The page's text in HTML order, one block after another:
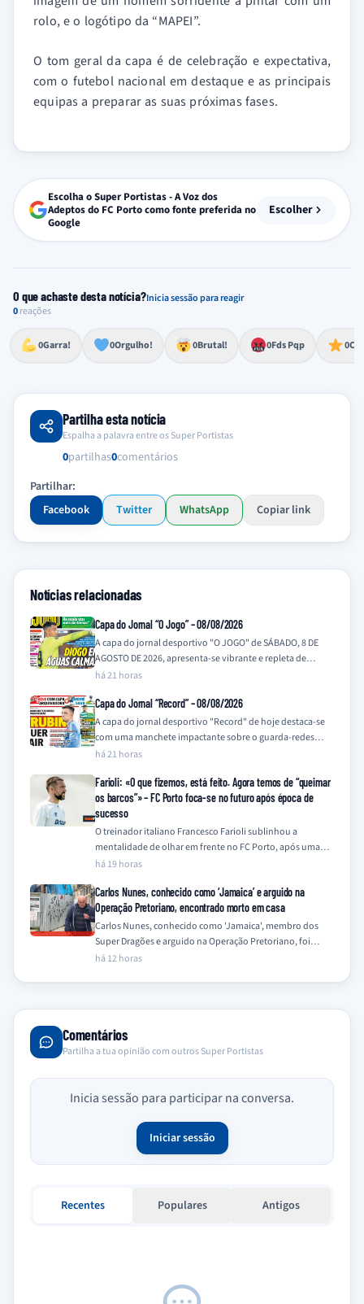
rolo, e o logótipo da “MAPEI”.
O tom geral da capa é de celebração e expectativa,
com o futebol nacional em destaque e as principais
equipas a preparar as suas próximas fases.
Escolha o Super Portistas - A Voz dos
Adeptos do FC Porto como fonte preferida no
Google
Escolher
O que achaste desta notícia?Inicia sessão para reagir
0reações
0Garra!
Esforço, determinação, aprovação forte
0Orgulho!
Lealdade, amor clubístico, sentimento profundo
0Brutal!
Impressionante, chocante, de grande impacto 0Fds Pqp
Reação de desespero, raiva, frustração ou espanto extremo 0
Excelência, destaque, o melhor
Partilha esta notícia
Espalha a palavra entre os Super Portistas
0partilhas0comentários
Partilhar:
Facebook
Twitter WhatsApp Copiar link
Notícias relacionadas
Capa do Jornal “O Jogo” – 08/08/2026
A capa do jornal desportivo "O JOGO" de SÁBADO, 8 DE
AGOSTO DE 2026, apresenta-se vibrante e repleta de
notícias que prometem…
há 21 horas
Capa do Jornal “Record” – 08/08/2026
A capa do jornal desportivo "Record" de hoje destaca-se
com uma manchete impactante sobre o guarda-redes
Trubin, do Benfica. A frase "TRUBIN…
há 21 horas
Farioli: «O que fizemos, está feito. Agora temos de “queimar
os barcos”» – FC Porto foca-se no futuro após época de
sucesso
O treinador italiano Francesco Farioli sublinhou a
mentalidade de olhar em frente no FC Porto, após uma
temporada de 2025/26 coroada com…
há 19 horas
Carlos Nunes, conhecido como ‘Jamaica’ e arguido na
Operação Pretoriano, encontrado morto em casa
Carlos Nunes, conhecido como 'Jamaica', membro dos
Super Dragões e arguido na Operação Pretoriano, foi
encontrado morto na sua residência este sábado,…
há 12 horas
Comentários
Partilha a tua opinião com outros Super Portistas
Inicia sessão para participar na conversa.
Iniciar sessão
Recentes Populares Antigos